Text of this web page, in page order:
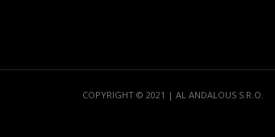
COPYRIGHT © 2021 | AL ANDALOUS S.R.O.